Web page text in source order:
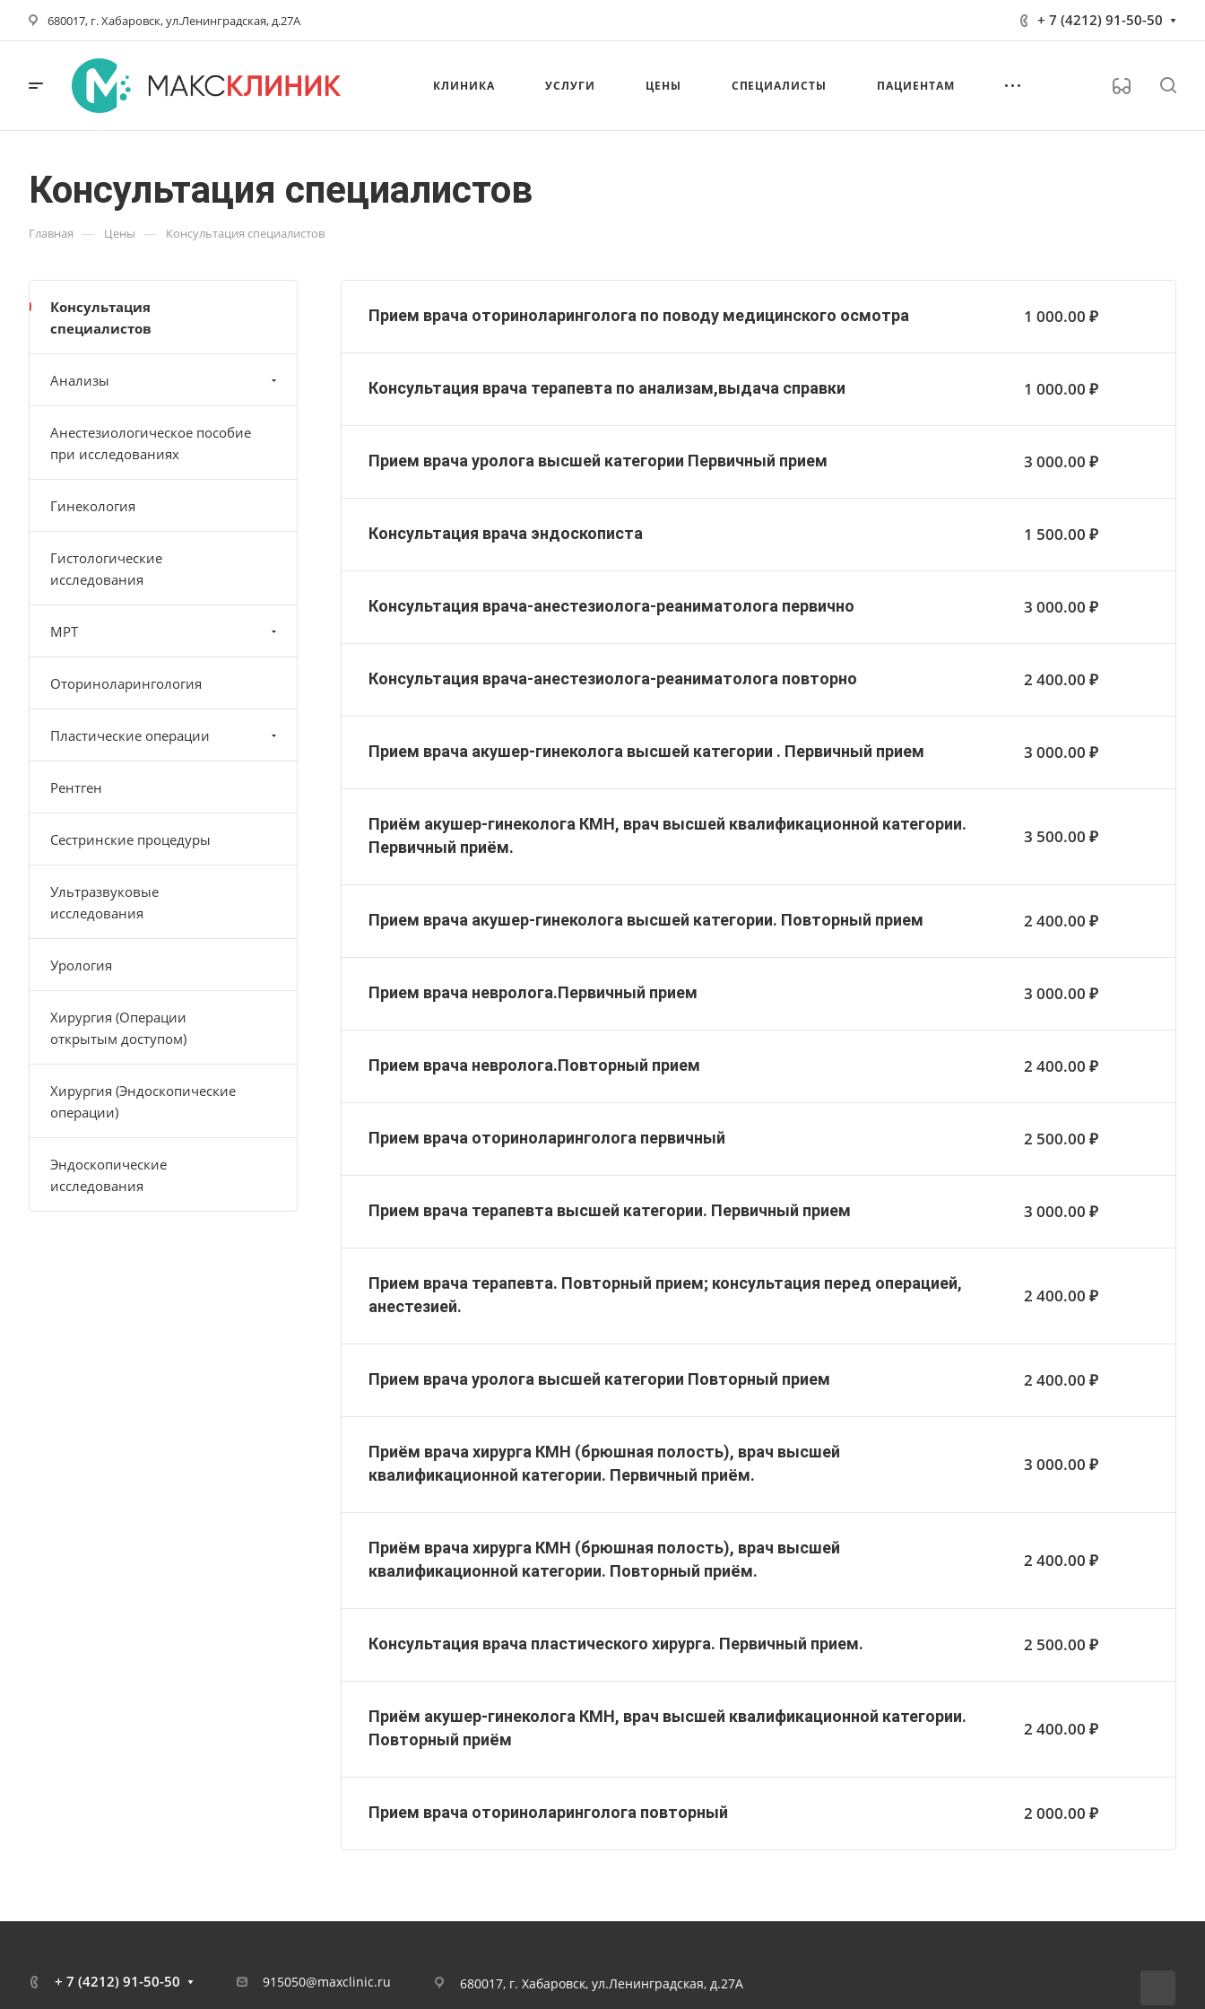
680017, г. Хабаровск, ул.Ленинградская, д.27А + 7 (4212) 91-50-50
КЛИНИКА УСЛУГИ ЦЕНЫ СПЕЦИАЛИСТЫ ПАЦИЕНТАМ
Консультация специалистов
Главная — Цены — Консультация специалистов
Прием врача оториноларинголога по поводу медицинского осмотра 1 000.00 ₽
Консультация врача терапевта по анализам,выдача справки 1 000.00 ₽
Прием врача уролога высшей категории Первичный прием 3 000.00 ₽
Консультация врача эндоскописта 1 500.00 ₽
Консультация врача-анестезиолога-реаниматолога первично 3 000.00 ₽
Консультация врача-анестезиолога-реаниматолога повторно 2 400.00 ₽
Прием врача акушер-гинеколога высшей категории . Первичный прием 3 000.00 ₽
Приём акушер-гинеколога КМН, врач высшей квалификационной категории.
Первичный приём.
3 500.00 ₽
Прием врача акушер-гинеколога высшей категории. Повторный прием 2 400.00 ₽
Прием врача невролога.Первичный прием 3 000.00 ₽
Прием врача невролога.Повторный прием 2 400.00 ₽
Прием врача оториноларинголога первичный 2 500.00 ₽
Прием врача терапевта высшей категории. Первичный прием 3 000.00 ₽
Прием врача терапевта. Повторный прием; консультация перед операцией,
анестезией.
2 400.00 ₽
Прием врача уролога высшей категории Повторный прием 2 400.00 ₽
Приём врача хирурга КМН (брюшная полость), врач высшей
квалификационной категории. Первичный приём.
3 000.00 ₽
Приём врача хирурга КМН (брюшная полость), врач высшей
квалификационной категории. Повторный приём.
2 400.00 ₽
Консультация врача пластического хирурга. Первичный прием. 2 500.00 ₽
Приём акушер-гинеколога КМН, врач высшей квалификационной категории.
Повторный приём
2 400.00 ₽
Прием врача оториноларинголога повторный 2 000.00 ₽
Консультация
специалистов
Анализы
Анестезиологическое пособие
при исследованиях
Гинекология
Гистологические
исследования
МРТ
Оториноларингология
Пластические операции
Рентген
Сестринские процедуры
Ультразвуковые
исследования
Урология
Хирургия (Операции
открытым доступом)
Хирургия (Эндоскопические
операции)
Эндоскопические
исследования
+ 7 (4212) 91-50-50 915050@maxclinic.ru 680017, г. Хабаровск, ул.Ленинградская, д.27А